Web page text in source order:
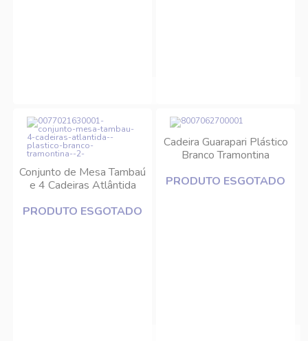
Conjunto de Mesa Tambaú
e 4 Cadeiras Atlântida
Tramontina
PRODUTO ESGOTADO
Cadeira Guarapari Plástico
Branco Tramontina
PRODUTO ESGOTADO